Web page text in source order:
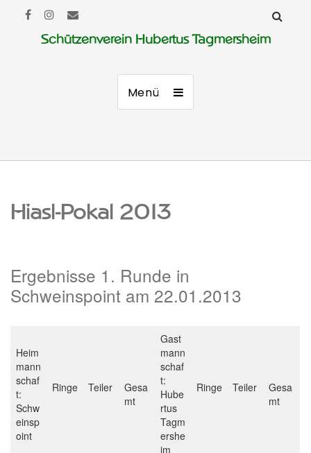
Schützenverein Hubertus Tagmersheim
Menü
Hiasl-Pokal 2013
Ergebnisse 1. Runde in
Schweinspoint am 22.01.2013
Heim
mann
schaf
t:
Schw
einsp
oint
Ringe Teiler
Gesa
mt
Gast
mann
schaf
t:
Hube
rtus
Tagm
ershe
im
Ringe Teiler
Gesa
mt